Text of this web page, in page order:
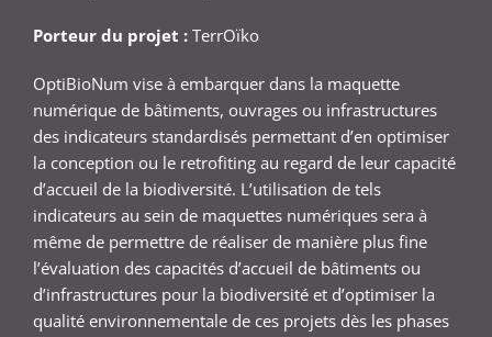
Porteur du projet : TerrOïko
OptiBioNum vise à embarquer dans la maquette
numérique de bâtiments, ouvrages ou infrastructures
des indicateurs standardisés permettant d’en optimiser
la conception ou le retrofiting au regard de leur capacité
d’accueil de la biodiversité. L’utilisation de tels
indicateurs au sein de maquettes numériques sera à
même de permettre de réaliser de manière plus fine
l’évaluation des capacités d’accueil de bâtiments ou
d’infrastructures pour la biodiversité et d’optimiser la
qualité environnementale de ces projets dès les phases